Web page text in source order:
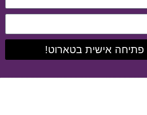
פתיחה אישית בטארוט!